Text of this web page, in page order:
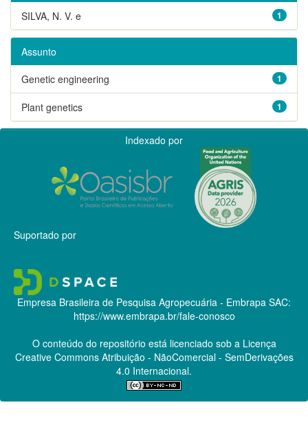
1
SILVA, N. V. e
Assunto
1
Genetic engineering
1
Plant genetics
Indexado por
Suportado por
Empresa Brasileira de Pesquisa Agropecuária - Embrapa SAC:
https://www.embrapa.br/fale-conosco
O conteúdo do repositório está licenciado sob a Licença
Creative CommonsAtribuição - NãoComercial - SemDerivações
4.0 Internacional.